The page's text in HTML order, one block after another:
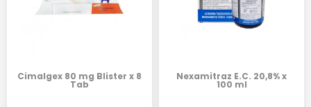
Cimalgex 80 mg Blister x 8
Tab
Nexamitraz E.C. 20,8% x
100 ml